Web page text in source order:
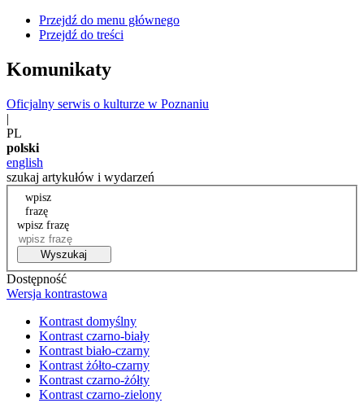
Przejdź do menu głównego
Przejdź do treści
Komunikaty
Oficjalny serwis o kulturze w Poznaniu
|
PL
polski
english
szukaj artykułów i wydarzeń
wpisz
frazę
wpisz frazę
Wyszukaj
Dostępność
Wersja kontrastowa
Kontrast domyślny
Kontrast czarno-biały
Kontrast biało-czarny
Kontrast żółto-czarny
Kontrast czarno-żółty
Kontrast czarno-zielony